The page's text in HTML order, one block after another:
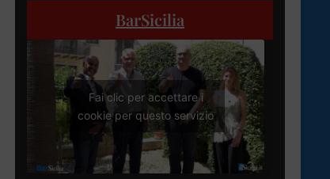
BarSicilia
Fai clic per accettare i
cookie per questo servizio